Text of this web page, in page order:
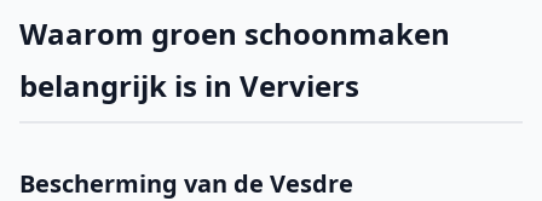
Waarom groen schoonmaken
belangrijk is in Verviers
Bescherming van de Vesdre